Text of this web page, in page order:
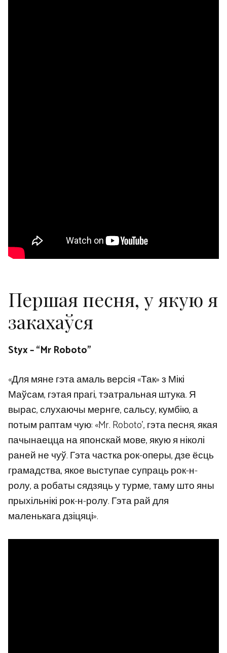
Першая песня, у якую я
закахаўся
Styx – “Mr Roboto”
«Для мяне гэта амаль версія «Так» з Мікі
Маўсам, гэтая прагі, тэатральная штука. Я
вырас, слухаючы мернге, сальсу, кумбію, а
потым раптам чую: «Mr. Roboto’, гэта песня, якая
пачынаецца на японскай мове, якую я ніколі
раней не чуў. Гэта частка рок-оперы, дзе ёсць
грамадства, якое выступае супраць рок-н-
ролу, а робаты сядзяць у турме, таму што яны
прыхільнікі рок-н-ролу. Гэта рай для
маленькага дзіцяці».